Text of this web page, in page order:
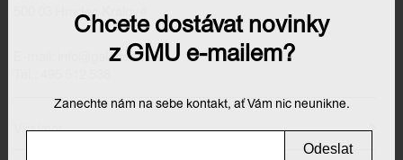
500 03 Hradec Králové
info@galeriehk.cz
Výstavy
Chcete dostávat novinky
z GMU e-mailem?
Zanechte nám na sebe kontakt, ať Vám nic neunikne.
Odeslat